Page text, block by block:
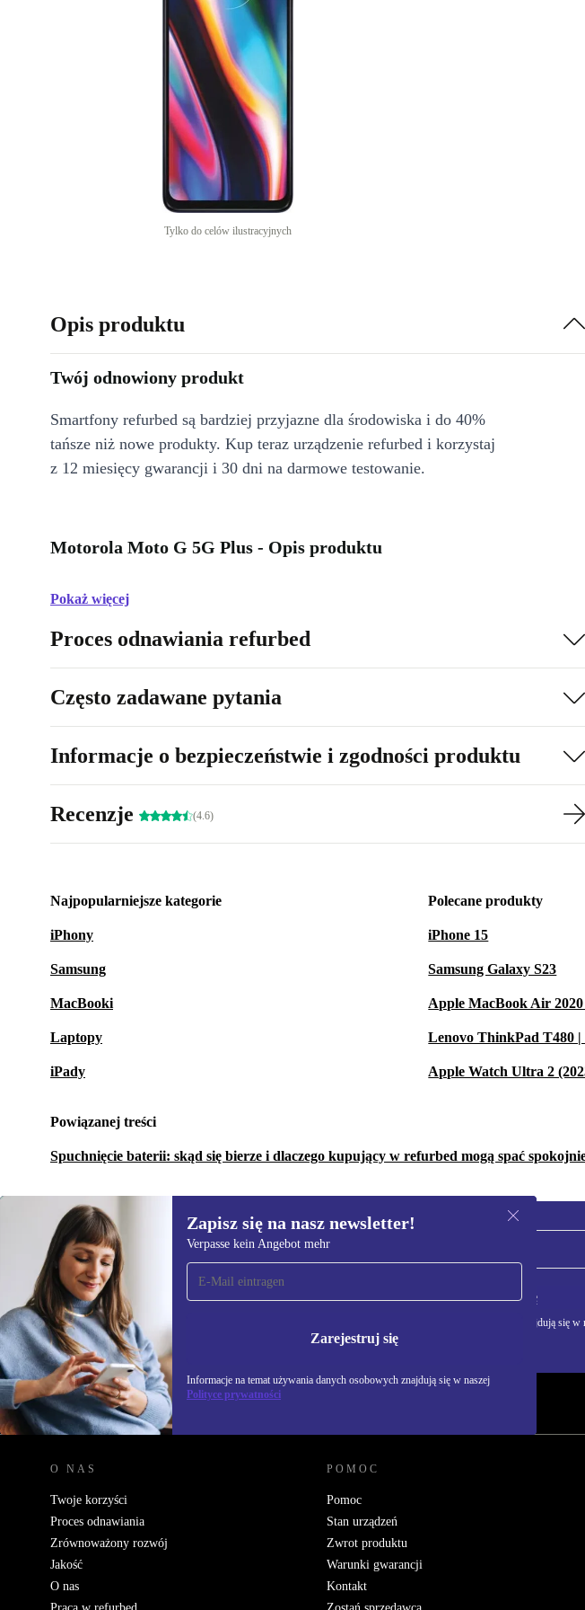
Tylko do celów ilustracyjnych
Opis produktu
Twój odnowiony produkt
Smartfony refurbed są bardziej przyjazne dla środowiska i do 40%
tańsze niż nowe produkty. Kup teraz urządzenie refurbed i korzystaj
z 12 miesięcy gwarancji i 30 dni na darmowe testowanie.
Motorola Moto G 5G Plus - Opis produktu
Pokaż więcej
Proces odnawiania refurbed
Często zadawane pytania
Informacje o bezpieczeństwie i zgodności produktu
Recenzje (4.6)
Najpopularniejsze kategorie
iPhony
Samsung
MacBooki
Laptopy
iPady
Polecane produkty
iPhone 15
Samsung Galaxy S23
Apple MacBook Air
Lenovo ThinkPad T480 |
Apple Watch Ultra 2
Powiązanej treści
Spuchnięcie baterii: skąd się bierze i dlaczego kupujący w refurbed mogą spać
Zapisz się na nasz newsletter!
Verpasse kein Angebot mehr
Zarejestruj się
Informacje na temat używania danych osobowych znajdują się w naszej
Polityce prywatności
Zapisz się na nasz
newsletter!
Nie przegap żadnej oferty.
Zarejestruj się
Informacje na temat używania danych osobowych znajdują się w
Polityce prywatności
REFURBED POLSKA - RETHINK NEW.
O NAS
Twoje korzyści
Proces odnawiania
Zrównoważony rozwój
Jakość
O nas
POMOC
Pomoc
Stan urządzeń
Zwrot produktu
Warunki gwarancji
Kontakt